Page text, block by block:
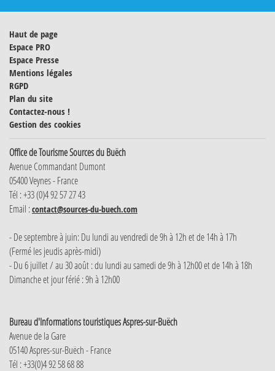
Haut de page
Espace PRO
Espace Presse
Mentions légales
RGPD
Plan du site
Contactez-nous !
Gestion des cookies
Office de Tourisme Sources du Buëch
Avenue Commandant Dumont
05400 Veynes - France
Tél : +33 (0)4 92 57 27 43
Email :contact@sources-du-buech.com
- De septembre à juin: Du lundi au vendredi de 9h à 12h et de 14h à 17h
(Fermé les jeudis après-midi)
- Du 6 juillet / au 30 août : du lundi au samedi de 9h à 12h00 et de 14h à 18h
Dimanche et jour férié : 9h à 12h00
Bureau d'Informations touristiques Aspres-sur-Buëch
Avenue de la Gare
05140 Aspres-sur-Buëch - France
Tél : +33(0)4 92 58 68 88